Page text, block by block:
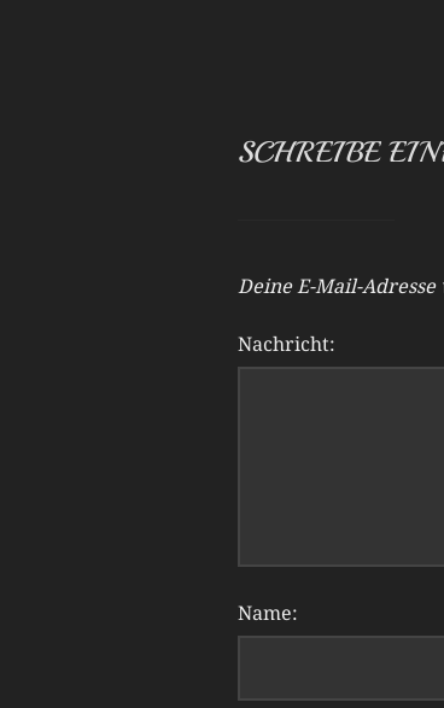
SCHREIBE
Deine E-Mail-
Nachricht:
Name: